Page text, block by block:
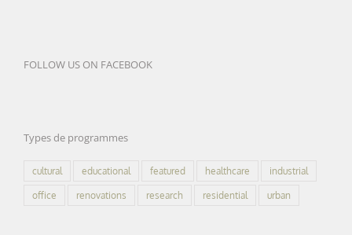
FOLLOW US ON FACEBOOK
Types de programmes
cultural educational featured healthcare industrial
office renovations research residential urban